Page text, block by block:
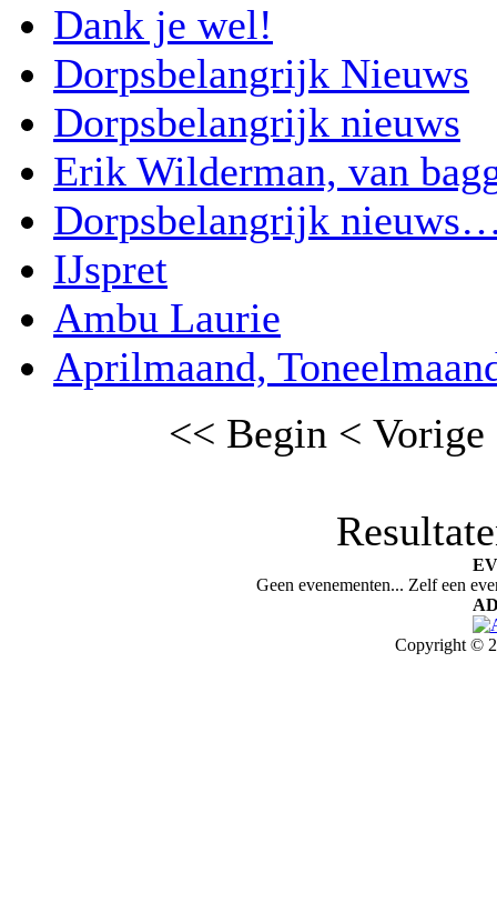
Dank je wel!
Dorpsbelangrijk Nieuws
Dorpsbelangrijk nieuws
Erik Wilderman, van
Dorpsbelangrijk
IJspret
Ambu Laurie
Aprilmaand,
<< Begin < Vorige
Geen evenementen... Zelf een
Copyright ©